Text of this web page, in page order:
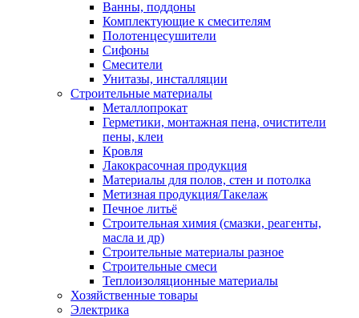
Ванны, поддоны
Комплектующие к смесителям
Полотенцесушители
Сифоны
Смесители
Унитазы, инсталляции
Строительные материалы
Металлопрокат
Герметики, монтажная пена, очистители
пены, клеи
Кровля
Лакокрасочная продукция
Материалы для полов, стен и потолка
Метизная продукция/Такелаж
Печное литьё
Строительная химия (смазки, реагенты,
масла и др)
Строительные материалы разное
Строительные смеси
Теплоизоляционные материалы
Хозяйственные товары
Электрика